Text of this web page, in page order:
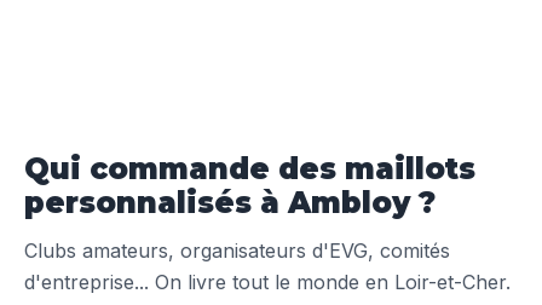
Qui commande des maillots
personnalisés à Ambloy ?
Clubs amateurs, organisateurs d'EVG, comités
d'entreprise... On livre tout le monde en Loir-et-Cher.